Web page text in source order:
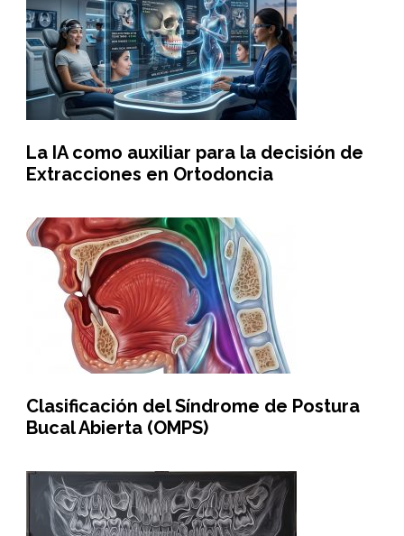
La IA como auxiliar para la decisión de
Extracciones en Ortodoncia
Clasificación del Síndrome de Postura
Bucal Abierta (OMPS)